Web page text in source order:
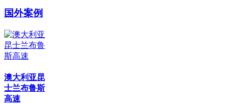
国外案例
澳大利亚昆
士兰布鲁斯
高速